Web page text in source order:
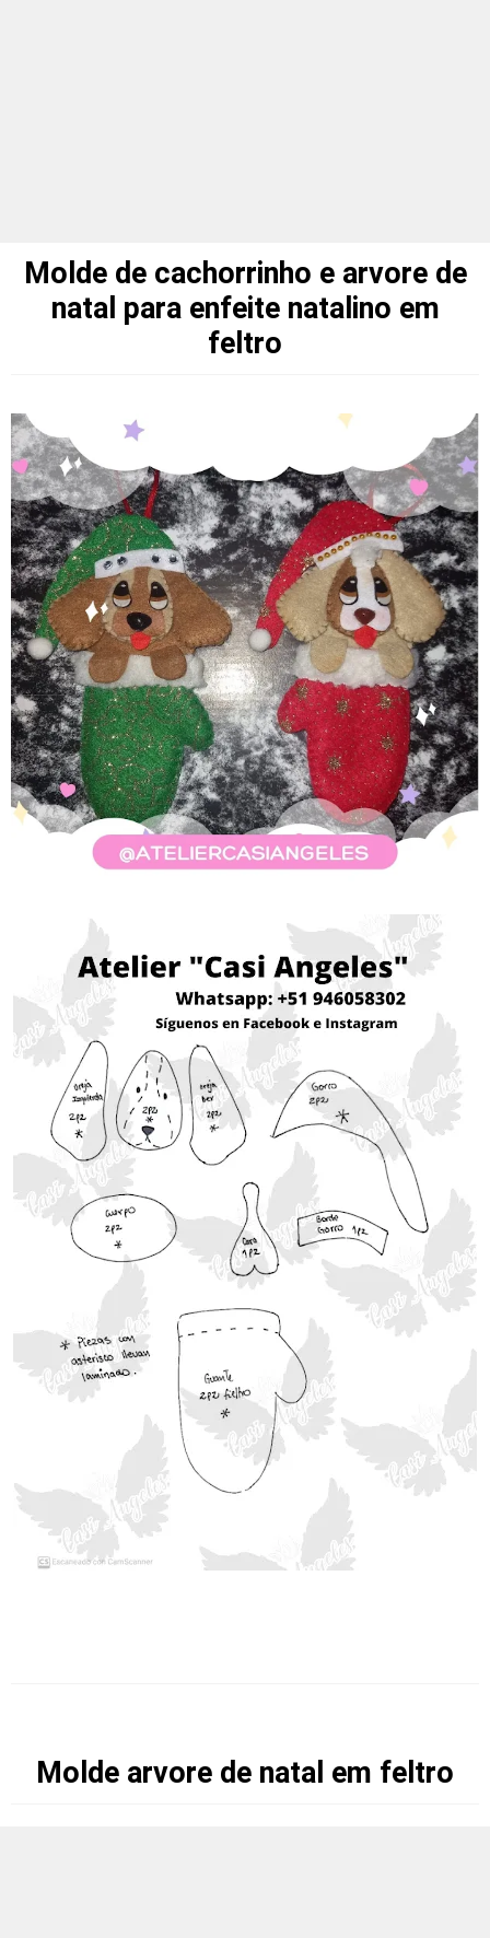
Molde de cachorrinho e arvore de
natal para enfeite natalino em
feltro
Molde arvore de natal em feltro